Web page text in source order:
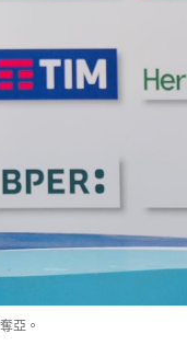
亞。